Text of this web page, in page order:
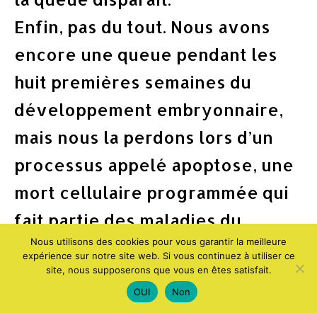
Enfin, pas du tout. Nous avons
encore une queue pendant les
huit premières semaines du
développement embryonnaire,
mais nous la perdons lors d’un
processus appelé apoptose, une
mort cellulaire programmée qui
fait partie des maladies du
développement multicellulaire.
Dans de rares cas, un snapoo
avec contrôle génétique peut
Nous utilisons des cookies pour vous garantir la meilleure
expérience sur notre site web. Si vous continuez à utiliser ce
site, nous supposerons que vous en êtes satisfait.
OUI
Non